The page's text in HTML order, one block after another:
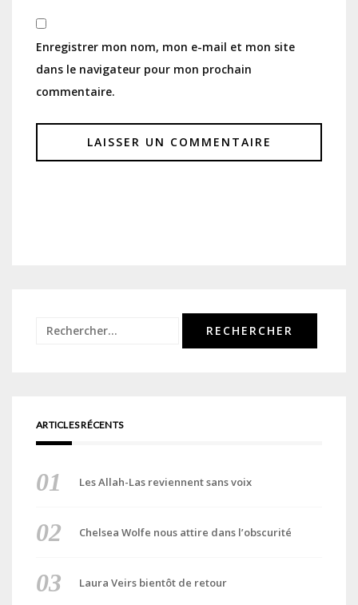
Enregistrer mon nom, mon e-mail et mon site
dans le navigateur pour mon prochain
commentaire.
Rechercher :
ARTICLES RÉCENTS
Les Allah-Las reviennent sans voix
Chelsea Wolfe nous attire dans l’obscurité
Laura Veirs bientôt de retour